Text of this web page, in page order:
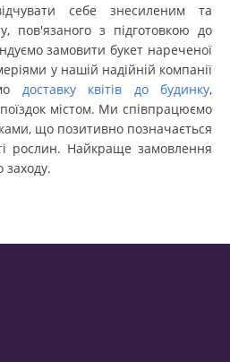
себе знесиленим та
пов'язаного з підготовкою до
замовити букет нареченої
у нашій надійній компанії
доставку квітів до будинку,
містом. Ми співпрацюємо
що позитивно позначається
рослин. Найкраще замовлення
заходу.